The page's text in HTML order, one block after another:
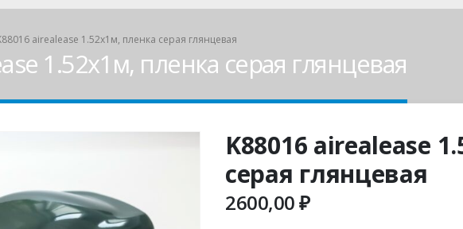
airealease 1.52х1м, пленка серая глянцевая
1.52х1м, пленка серая глянцевая
K88016 airealease
серая глянцевая
2600,00₽